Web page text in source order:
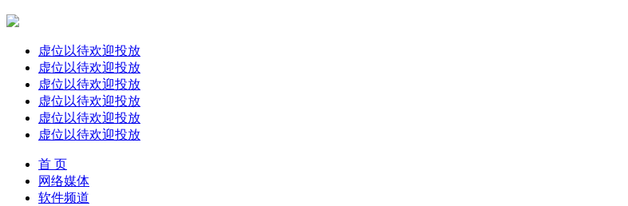
虚位以待欢迎投放
虚位以待欢迎投放
虚位以待欢迎投放
虚位以待欢迎投放
虚位以待欢迎投放
虚位以待欢迎投放
首 页
网络媒体
软件频道